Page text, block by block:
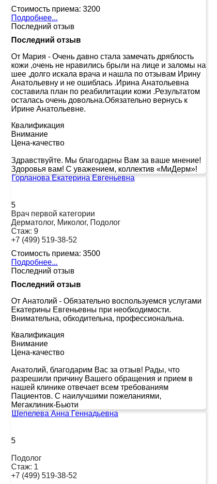
Стоимость приема: 3200
Подробнее...
Последний отзыв
Последний отзыв
От Мария - Очень давно стала замечать дряблость
кожи ,очень не нравились брыли на лице и заломы на
шее ,долго искала врача и нашла по отзывам Ирину
Анатольевну и не ошиблась .Ирина Анатольевна
составила план по реабилитации кожи .Результатом
осталась очень довольна.Обязательно вернусь к
Ирине Анатольевне.
Квалификация
Внимание
Цена-качество
Здравствуйте. Мы благодарны Вам за ваше мнение!
Здоровья вам! С уважением, коллектив «МиДерм»!
Горланова Екатерина Евгеньевна
5
Врач первой категории
Дерматолог, Миколог, Подолог
Стаж: 9
+7 (499) 519-38-52
Стоимость приема: 3500
Подробнее...
Последний отзыв
Последний отзыв
От Анатолий - Обязательно воспользуемся услугами
Екатерины Евгеньевны при необходимости.
Внимательна, обходительна, профессиональна.
Квалификация
Внимание
Цена-качество
Анатолий, благодарим Вас за отзыв! Рады, что
разрешили причину Вашего обращения и прием в
нашей клинике отвечает всем требованиям
Пациентов. С наилучшими пожеланиями,
Мегаклиник-Бьюти
Шепелева Анна Геннадьевна
5
Подолог
Стаж: 1
+7 (499) 519-38-52